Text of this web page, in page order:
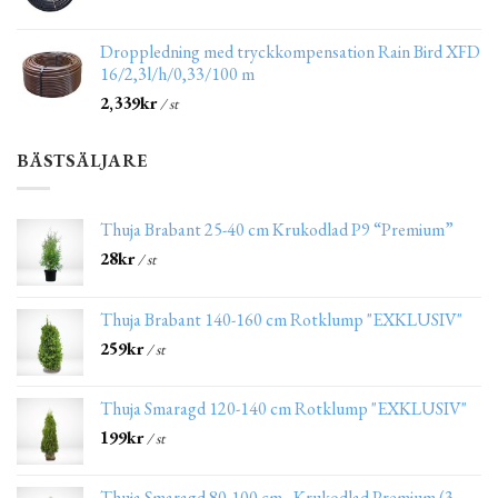
Droppledning med tryckkompensation Rain Bird XFD
16/2,3l/h/0,33/100 m
2,339kr/ st
BÄSTSÄLJARE
Thuja Brabant 25-40 cm Krukodlad P9 “Premium”
28kr/ st
Thuja Brabant 140-160 cm Rotklump "EXKLUSIV"
259kr/ st
Thuja Smaragd 120-140 cm Rotklump "EXKLUSIV"
199kr/ st